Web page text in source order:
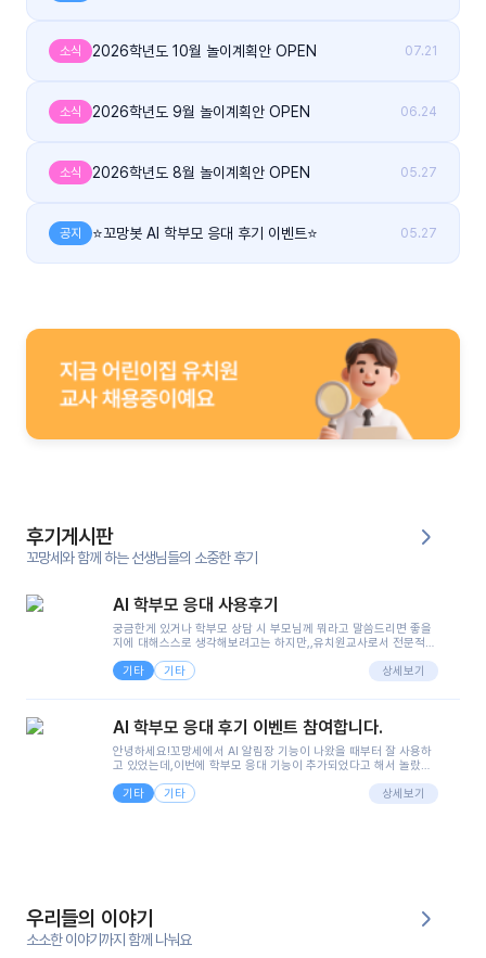
소식 2026학년도 10월 놀이계획안 OPEN 07.21
소식 2026학년도 9월 놀이계획안 OPEN 06.24
소식 2026학년도 8월 놀이계획안 OPEN 05.27
공지 ⭐꼬망봇 AI 학부모 응대 후기 이벤트⭐ 05.27
후기게시판
꼬망세와 함께 하는 선생님들의 소중한 후기
AI 학부모 응대 사용후기
궁금한게 있거나 학부모 상담 시 부모님께 뭐라고 말씀드리면 좋을
지에 대해스스로 생각해보려고는 하지만,,유치원교사로서 전문적인
려니 어려울때가...^^(저만 그런거 아니죠 ㅜㅜ)꼬망봇의 장점은 지
피티나 제미나이는 몇세이고 여자인지 남자인지 등그래도 좀 기본
정보를 제공하면서 물어봐야할 때가 있어그때마다 정보를 입력하는
으셔서 고민이 됐는데ai 학부모 응대를 써볼 수 있어서 좋았어요!앞
면..)그리고 제가 신입 때 이게 있었더라면 ㅜㅜㅜㅜ?응대 팁이 정말
좋은거 같아요지금은 그래도 아이들이 잘 이해 되지만초임 때는 정
말 어려워서 항상다른 선생님들께 도움을 요청했었거든요..ㅠ*일지
쓸 때도 좀 도움이 되는 거 같아요!
기타 기타 상세보기
AI 학부모 응대 후기 이벤트 참여합니다.
안녕하세요!꼬망세에서 AI 알림장 기능이 나왔을 때부터 잘 사용하
고 있었는데,이번에 학부모 응대 기능이 추가되었다고 해서 놀랐습
님 응대에 더 많은 부담을 느끼고 있습니다 ㅠㅠ이번에 제가 원에서
겪은 일과 학부모님께 전달드렸던 내용을 함께 보시고,저와 비슷한
을 많이 하는데,꼬망봇 덕분에 고민하는 시간을 줄이고 학부모님을
안심시킬 수 있었습니다.이 부분은 꼬망봇이 추가로 알려준 응대 tip
입니다.학부모님께 전화를 드리기 전에, 내용을 숙지하여 좀 더 전문
성 있는 교사가 되어 대화를 나눌 수 있었습니다.꼬망세 AI학부모 응
기타 기타 상세보기
우리들의 이야기
소소한 이야기까지 함께 나눠요